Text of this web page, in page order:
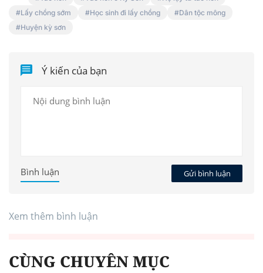
Lấy chồng sớm
Học sinh đi lấy chồng
Dân tộc mông
Huyện kỳ sơn
Ý kiến của bạn
Gửi bình luận
Bình luận
Xem thêm bình luận
CÙNG CHUYÊN MỤC